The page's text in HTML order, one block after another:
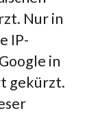
Nur in
IP-
in
gekürzt.